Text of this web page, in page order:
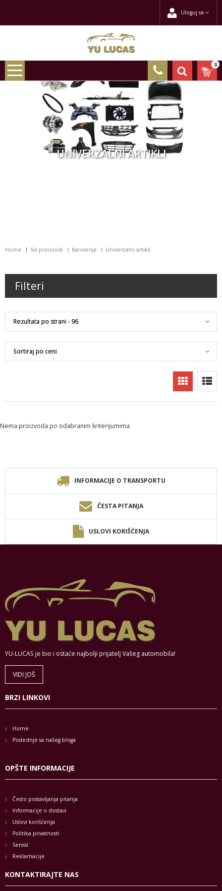
Uloguj se
0
UNIVERZALNI ARTIKLI
Home Svi proizvodi Karoserija Univerzalni artikli
Filteri
Nema proizvoda po odabranim kriterijumima
INFORMACIJE O TRANSPORTU
ČESTA PITANJA
USLOVI KORIŠĆENJA
YU-LUCAS je bio i ostaće najbolji prijatelj Vašeg automobila!
VIDI JOŠ
BRZI LINKOVI
Home
Poslednje sa našeg bloga
OPŠTE INFORMACIJE
Često postavljanja pitanja
Informacije o dostavi
Uslovi korišćenja
Politika privatnosti
Servisi
Reklamacije
KONTAKTIRAJTE NAS